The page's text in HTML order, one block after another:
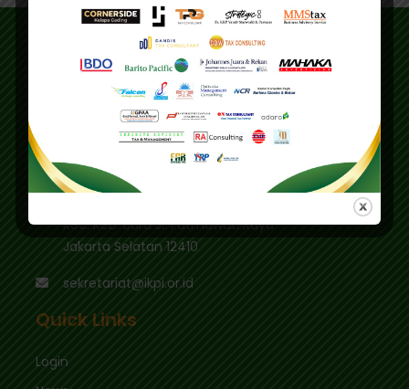
Gedung IKPI, Jl. Condet Pejaten No. 3B
Pejaten Barat - Pasar Minggu
Jakarta Selatan 12510
Education Center
Graha Mas Fatmawati Blok B4-5 Cipete Utara,
Kec. Keb. Baru Jl. Fatmawati Raya
Jakarta Selatan 12410
sekretariat@ikpi.or.id
Quick Links
Login